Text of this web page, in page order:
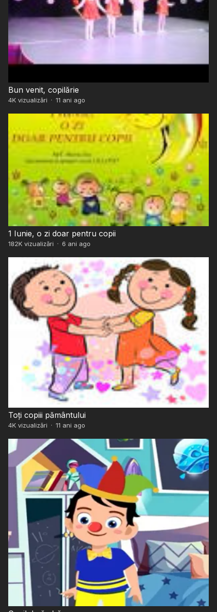
Bun venit, copilărie
4Kvizualizări · 11 ani ago
1 Iunie, o zi doar pentru copii
182Kvizualizări · 6 ani ago
Toţi copiii pământului
4Kvizualizări · 11 ani ago